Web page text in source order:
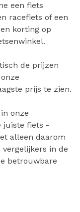
een fiets
racefiets of een
korting op
de prijzen
prijs te zien.
onze
juiste fiets -
alleen daarom
vergelijkers in de
betrouwbare